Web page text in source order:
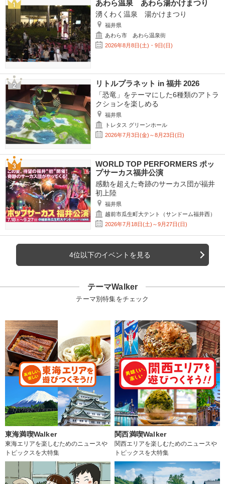
あわら温泉 あわら湯かけまつり
湧くわく温泉 湯かけまつり
福井県
あわら市 あわら温泉街
2026年8月8日(土)・9日(日)
リトルプラネット in 福井 2026
「恐竜」をテーマにした6種類のアトラ
クションを楽しめる
福井県
トレタス グリーンホール
2026年7月3日(金)～8月23日(日)
WORLD TOP PERFORMERS ポッ
プサーカス福井公演
感動を超えた奇跡のサーカス団が福井
初上陸
福井県
越前市瓜生町大テント（サンドーム福井西）
2026年7月18日(土)～9月27日(日)
4位以下のイベントを見る
テーマWalker
テーマ別特集をチェック
東海満喫Walker
東海エリアを楽しむためのニュースや
トピックスを大特集
関西満喫Walker
関西エリアを楽しむためのニュースや
トピックスを大特集